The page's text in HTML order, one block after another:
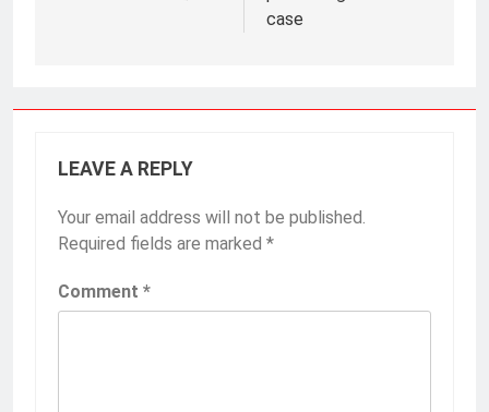
case
LEAVE A REPLY
Your email address will not be published.
Required fields are marked *
Comment *